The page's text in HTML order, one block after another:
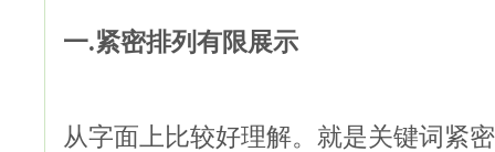
一.紧密排列有限展示
从字面上比较好理解。就是关键词紧